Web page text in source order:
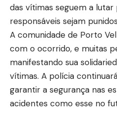
das vítimas seguem a lutar
responsáveis sejam
A comunidade de Porto
com o ocorrido, e muitas
manifestando sua
vítimas. A polícia
garantir a segurança nas
acidentes como esse no